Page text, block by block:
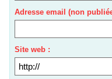
Adresse email (non
Site web :